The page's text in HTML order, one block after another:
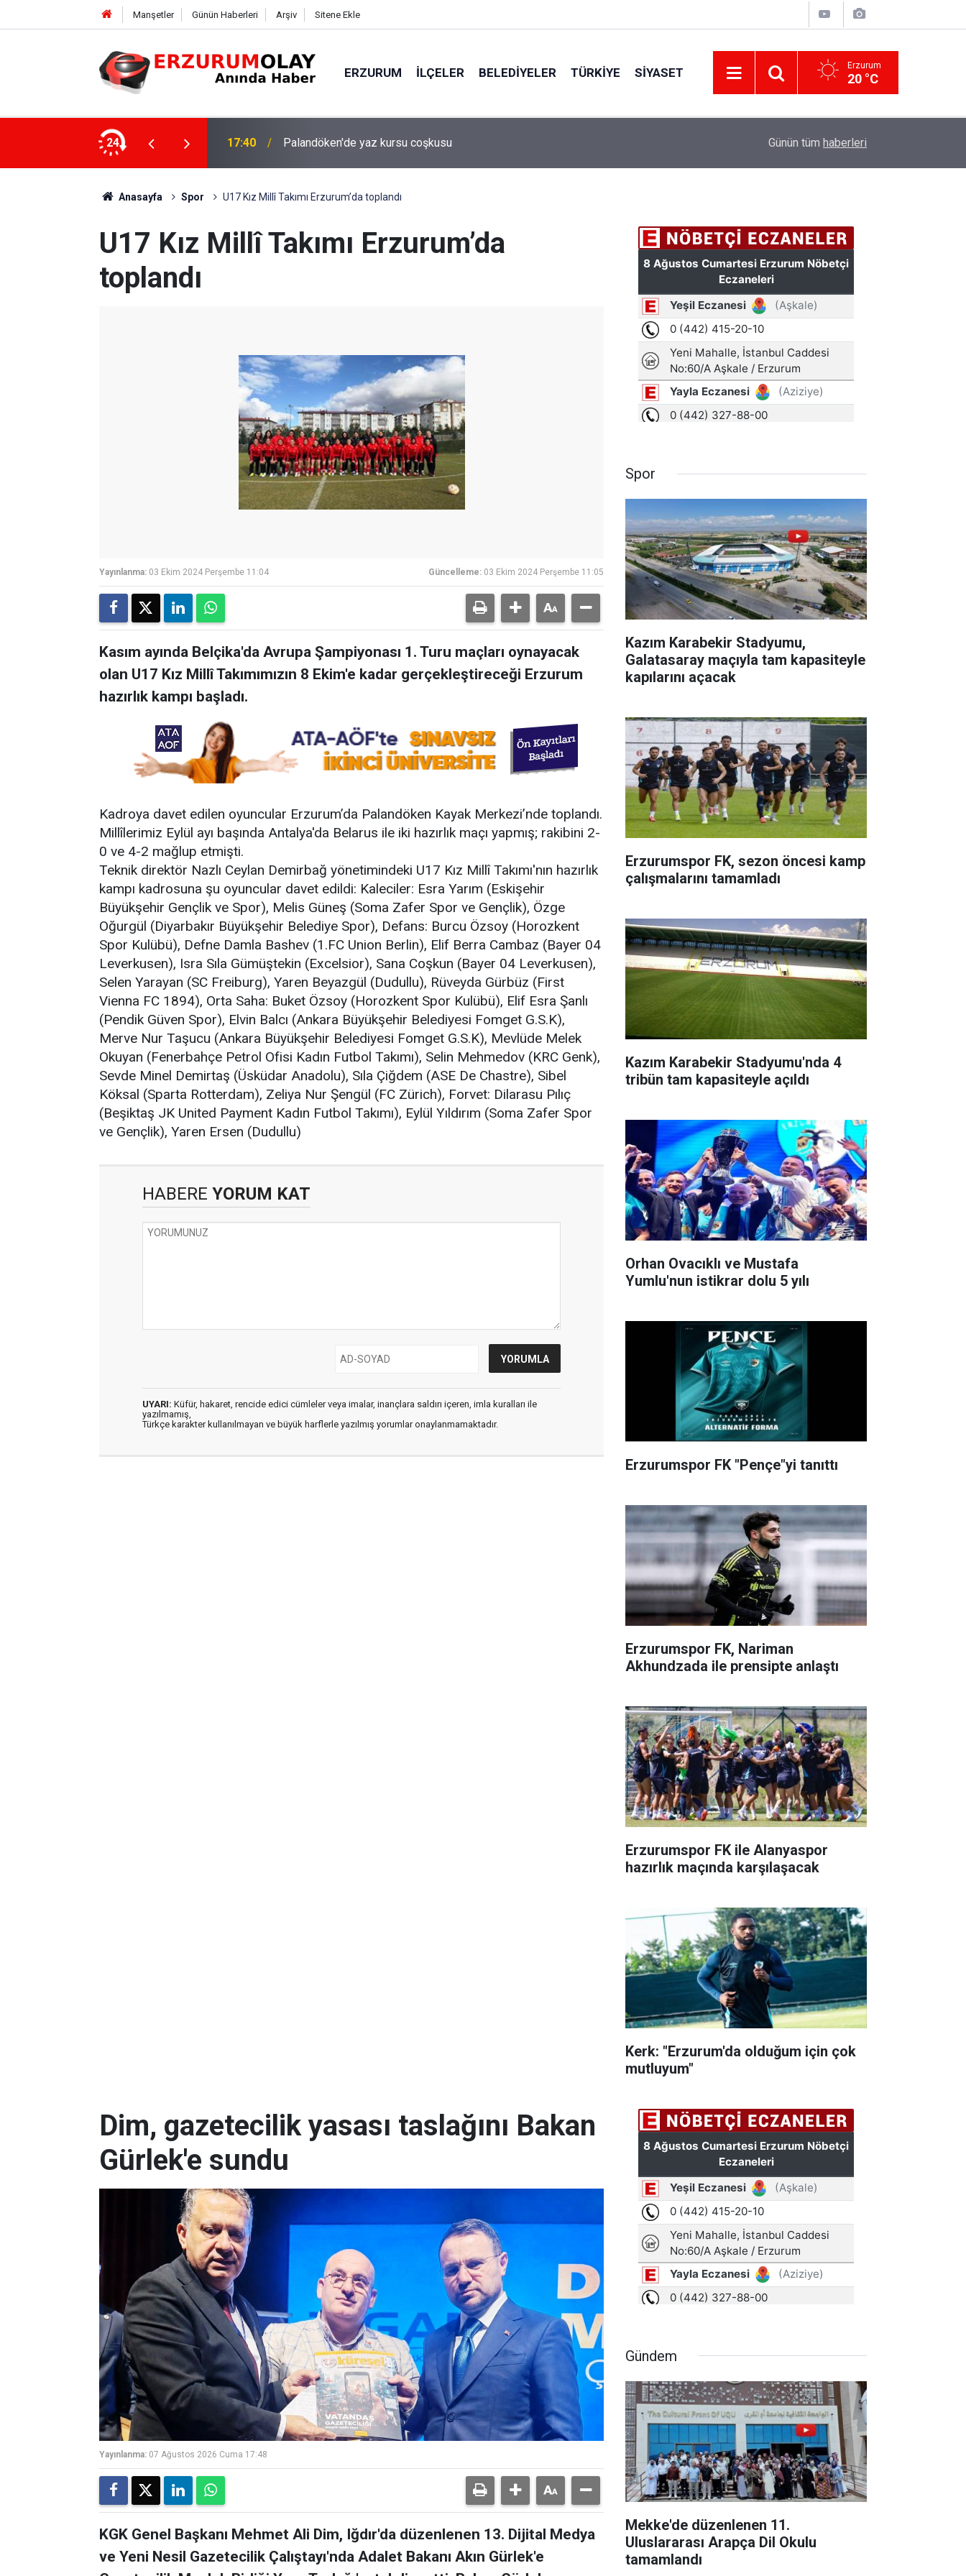
Manşetler Günün Haberleri Arşiv Sitene Ekle
ERZURUM İLÇELER BELEDIYELER TÜRKIYE SIYASET Erzurum
20 °C
24 17:37 TÜBİTAK desteği aldı Erzurum’da gıda ve yem işletmelerine sıkı
Günün tüm haberleri
Anasayfa Spor U17 Kız Millî Takımı Erzurum’da toplandı
U17 Kız Millî Takımı Erzurum’da
toplandı
Yayınlanma: 03 Ekim 2024 Perşembe 11:04 Güncelleme: 03 Ekim 2024 Perşembe 11:05
Kasım ayında Belçika'da Avrupa Şampiyonası 1. Turu maçları oynayacak
olan U17 Kız Millî Takımımızın 8 Ekim'e kadar gerçekleştireceği Erzurum
hazırlık kampı başladı.
Kadroya davet edilen oyuncular Erzurum’da Palandöken Kayak Merkezi’nde toplandı.
Millîlerimiz Eylül ayı başında Antalya'da Belarus ile iki hazırlık maçı yapmış; rakibini 2-
0 ve 4-2 mağlup etmişti.
Teknik direktör Nazlı Ceylan Demirbağ yönetimindeki U17 Kız Millî Takımı'nın hazırlık
kampı kadrosuna şu oyuncular davet edildi: Kaleciler: Esra Yarım (Eskişehir
Büyükşehir Gençlik ve Spor), Melis Güneş (Soma Zafer Spor ve Gençlik), Özge
Oğurgül (Diyarbakır Büyükşehir Belediye Spor), Defans: Burcu Özsoy (Horozkent
Spor Kulübü), Defne Damla Bashev (1.FC Union Berlin), Elif Berra Cambaz (Bayer 04
Leverkusen), Isra Sıla Gümüştekin (Excelsior), Sana Coşkun (Bayer 04 Leverkusen),
Selen Yarayan (SC Freiburg), Yaren Beyazgül (Dudullu), Rüveyda Gürbüz (First
Vienna FC 1894), Orta Saha: Buket Özsoy (Horozkent Spor Kulübü), Elif Esra Şanlı
(Pendik Güven Spor), Elvin Balcı (Ankara Büyükşehir Belediyesi Fomget G.S.K),
Merve Nur Taşucu (Ankara Büyükşehir Belediyesi Fomget G.S.K), Mevlüde Melek
Okuyan (Fenerbahçe Petrol Ofisi Kadın Futbol Takımı), Selin Mehmedov (KRC Genk),
Sevde Minel Demirtaş (Üsküdar Anadolu), Sıla Çiğdem (ASE De Chastre), Sibel
Köksal (Sparta Rotterdam), Zeliya Nur Şengül (FC Zürich), Forvet: Dilarasu Pılıç
(Beşiktaş JK United Payment Kadın Futbol Takımı), Eylül Yıldırım (Soma Zafer Spor
ve Gençlik), Yaren Ersen (Dudullu)
HABERE YORUM KAT
UYARI: Küfür, hakaret, rencide edici cümleler veya imalar, inançlara saldırı içeren, imla kuralları ile
yazılmamış,
Türkçe karakter kullanılmayan ve büyük harflerle yazılmış yorumlar onaylanmamaktadır.
Spor
Kazım Karabekir Stadyumu,
Galatasaray maçıyla tam kapasiteyle
kapılarını açacak
Erzurumspor FK, sezon öncesi kamp
çalışmalarını tamamladı
Kazım Karabekir Stadyumu'nda 4
tribün tam kapasiteyle açıldı
Orhan Ovacıklı ve Mustafa
Yumlu'nun istikrar dolu 5 yılı
Erzurumspor FK "Pençe"yi tanıttı
Erzurumspor FK, Nariman
Akhundzada ile prensipte anlaştı
Erzurumspor FK ile Alanyaspor
hazırlık maçında karşılaşacak
Kerk: "Erzurum'da olduğum için çok
mutluyum"
Dim, gazetecilik yasası taslağını Bakan
Gürlek'e sundu
Yayınlanma: 07 Ağustos 2026 Cuma 17:48
KGK Genel Başkanı Mehmet Ali Dim, Iğdır'da düzenlenen 13. Dijital Medya
ve Yeni Nesil Gazetecilik Çalıştayı'nda Adalet Bakanı Akın Gürlek'e
Gündem
Mekke'de düzenlenen 11.
Uluslararası Arapça Dil Okulu
tamamlandı